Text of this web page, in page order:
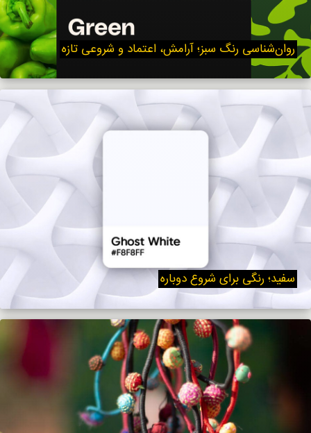
روان‌شناسی رنگ سبز؛ آرامش، اعتماد و شروعی تازه
سفید؛ رنگی برای شروع دوباره